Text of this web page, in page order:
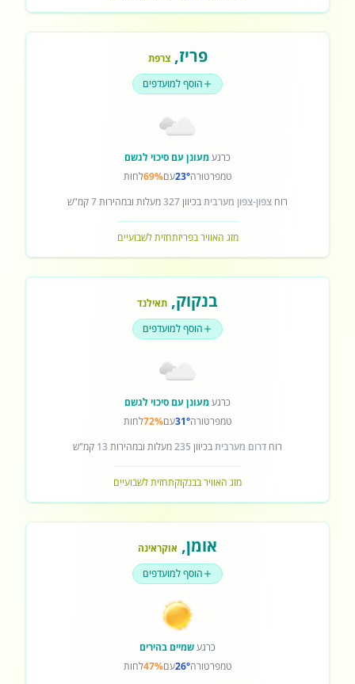
פריז,צרפת
הוסף למועדפים
כרגעמעונן עם סיכוי לגשם
טמפרטורה23°עם69%לחות
רוח צפון-צפון מערביתבכיוון327מעלות ובמהירות7קמ"ש
מזג האוויר בפריזתחזית לשבועיים
בנקוק, תאילנד
הוסף למועדפים
כרגעמעונן עם סיכוי לגשם
טמפרטורה31°עם72%לחות
רוח דרום מערביתבכיוון 235מעלות ובמהירות 13 קמ"ש
מזג האוויר בבנקוקתחזית לשבועיים
אומן, אוקראינה
הוסף למועדפים
כרגעשמיים בהירים
טמפרטורה26°עם47%לחות